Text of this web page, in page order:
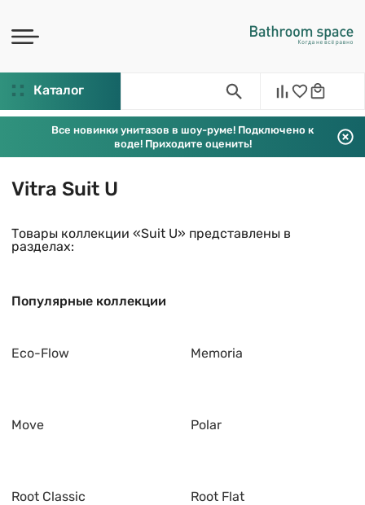
Каталог
Все новинки унитазов в шоу-руме! Подключено к
воде! Приходите оценить!
Vitra Suit U
Товары коллекции «Suit U» представлены в
разделах:
Популярные коллекции
Eco-Flow Memoria
Move Polar
Root Classic Root Flat